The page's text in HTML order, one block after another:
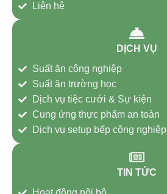
Liên hệ
DỊCH VỤ
Suất ăn công nghiệp
Suất ăn trường học
Dịch vụ tiệc cưới & Sự kiện
Cung ứng thực phẩm an toàn
Dịch vụ setup bếp công nghiệp
TIN TỨC